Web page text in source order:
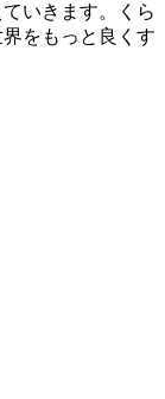
いきます。くら
をもっと良くす